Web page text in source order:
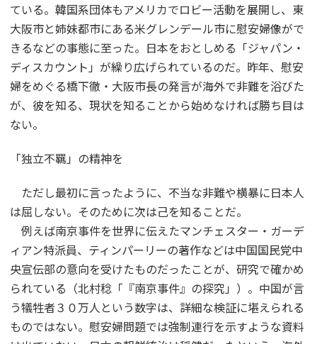
ている。韓国系団体もアメリカでロビー活動を展開し、東
大阪市と姉妹都市にある米グレンデール市に慰安婦像がで
きるなどの事態に至った。日本をおとしめる「ジャパン・
ディスカウント」が繰り広げられているのだ。昨年、慰安
婦をめぐる橋下徹・大阪市長の発言が海外で非難を浴びた
が、彼を知る、現状を知ることから始めなければ勝ち目は
ない。
「独立不羈」の精神を
ただし最初に言ったように、不当な非難や横暴に日本人
は屈しない。そのために次は己を知ることだ。
例えば南京事件を世界に伝えたマンチェスター・ガーデ
ィアン特派員、ティンパーリーの著作などは中国国民党中
央宣伝部の意向を受けたものだったことが、研究で確かめ
られている（北村稔「『南京事件』の探究」）。中国が言
う犠牲者３０万人という数字は、詳細な検証に堪えられる
ものではない。慰安婦問題では強制連行を示すような資料